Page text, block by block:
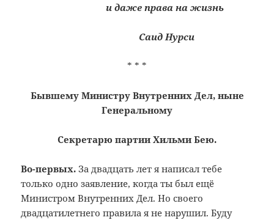
и даже права на жизнь
Саид Нурси
* * *
Бывшему Министру Внутренних Дел, ныне
Генеральному
Секретарю партии Хильми Бею.
Во-первых. За двадцать лет я написал тебе
только одно заявление, когда ты был ещё
Министром Внутренних Дел. Но своего
двадцатилетнего правила я не нарушил. Буду